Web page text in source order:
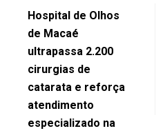
Hospital de Olhos
de Macaé
ultrapassa 2.200
cirurgias de
catarata e reforça
atendimento
especializado na